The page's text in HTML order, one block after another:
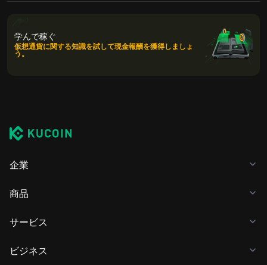
学んで稼ぐ
仮想通貨に関する知識を試して現金報酬を獲得しましょ
う。
企業
商品
サービス
ビジネス